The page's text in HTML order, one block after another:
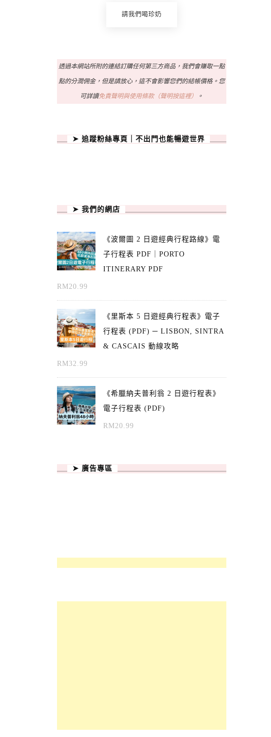
請我們喝珍奶
透過本網站所附的連結訂購任何第三方商品，我們會賺取一點
點的分潤佣金，但是請放心，這不會影響您們的結帳價格。您
可詳讀免責聲明與使用條款（聲明按這裡） 。
➤ 追蹤粉絲專頁｜不出門也能暢遊世界
➤ 我們的網店
《波爾圖 2 日遊經典行程路線》電
子行程表 PDF｜PORTO
ITINERARY PDF
RM20.99
《里斯本 5 日遊經典行程表》電子
行程表 (PDF) ─ LISBON, SINTRA
& CASCAIS 動線攻略
RM32.99
《希臘納夫普利翁 2 日遊行程表》
電子行程表 (PDF)
RM20.99
➤ 廣告專區